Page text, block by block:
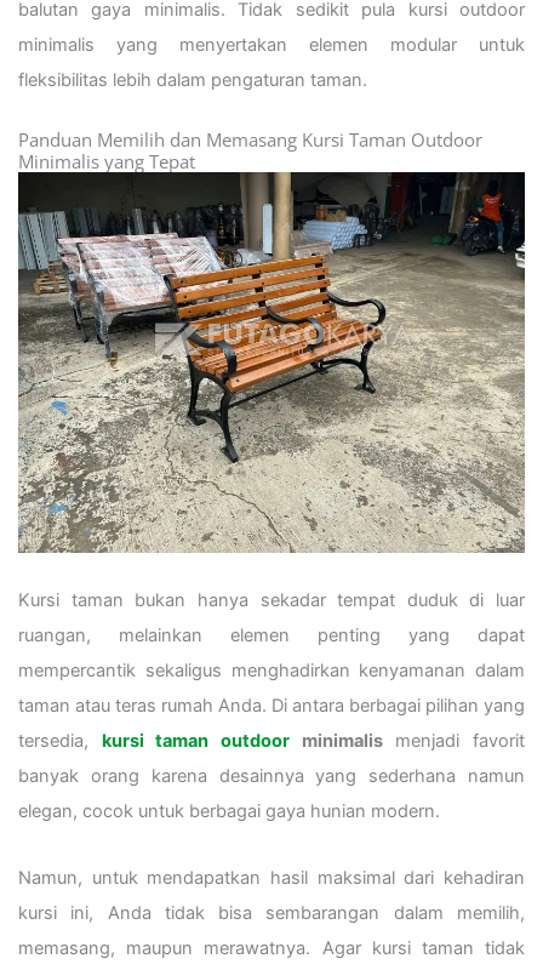
balutan gaya minimalis. Tidak sedikit pula kursi outdoor
minimalis yang menyertakan elemen modular untuk
fleksibilitas lebih dalam pengaturan taman.
Panduan Memilih dan Memasang Kursi Taman Outdoor
Minimalis yang Tepat
Kursi taman bukan hanya sekadar tempat duduk di luar
ruangan, melainkan elemen penting yang dapat
mempercantik sekaligus menghadirkan kenyamanan dalam
taman atau teras rumah Anda. Di antara berbagai pilihan yang
tersedia, kursi taman outdoor minimalismenjadi favorit
banyak orang karena desainnya yang sederhana namun
elegan, cocok untuk berbagai gaya hunian modern.
Namun, untuk mendapatkan hasil maksimal dari kehadiran
kursi ini, Anda tidak bisa sembarangan dalam memilih,
memasang, maupun merawatnya. Agar kursi taman tidak